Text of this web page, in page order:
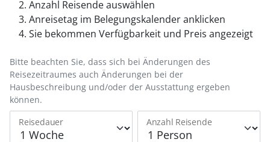
Anzahl Reisende auswählen
Anreisetag im Belegungskalender anklicken
Sie bekommen Verfügbarkeit und Preis angezeigt
Reisedauer Anzahl Reisende
Bitte beachten Sie, dass sich bei Änderungen des
Reisezeitraumes auch Änderungen bei der
Hausbeschreibung und/oder der Ausstattung ergeben
können.